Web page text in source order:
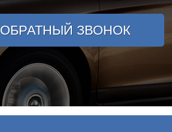
ОБРАТНЫЙ ЗВОНОК